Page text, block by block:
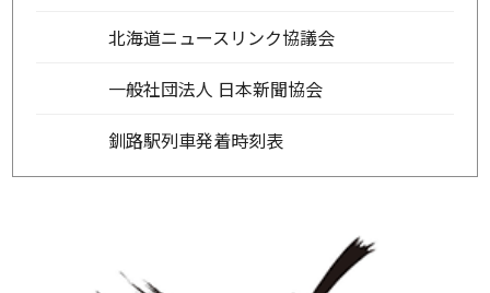
北海道ニュースリンク協議会
一般社団法人 日本新聞協会
釧路駅列車発着時刻表